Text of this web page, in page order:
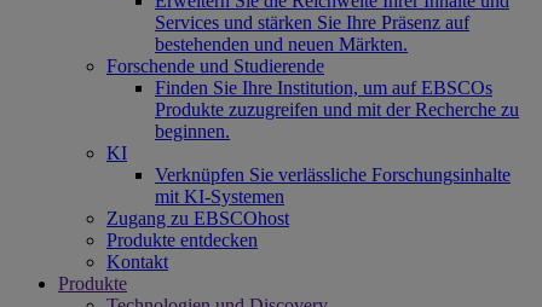
Services und stärken Sie Ihre Präsenz auf
bestehenden und neuen Märkten.
Forschende und Studierende
Finden Sie Ihre Institution, um auf EBSCOs
Produkte zuzugreifen und mit der Recherche zu
beginnen.
KI
Verknüpfen Sie verlässliche Forschungsinhalte
mit KI-Systemen
Zugang zu EBSCOhost
Produkte entdecken
Kontakt
Produkte